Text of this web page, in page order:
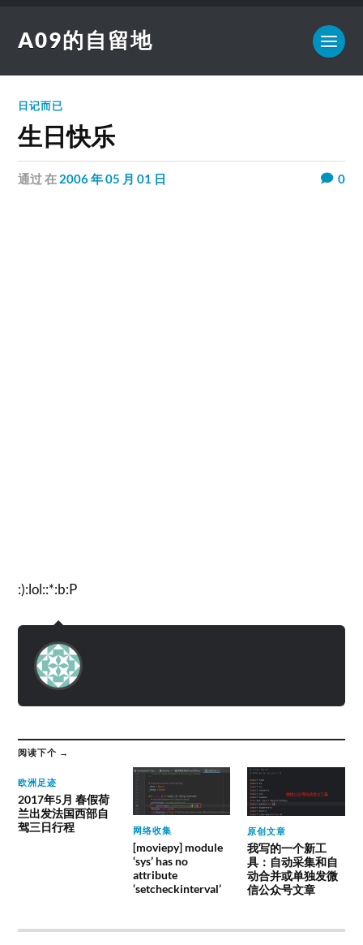
A09的自留地
日记而已
生日快乐
通过在 2006 年 05 月 01 日 0
:):lol::*:b:P
阅读下个 →
欧洲足迹
2017年5月 春假荷
兰出发法国西部自
驾三日行程
网络收集
[moviepy] module
‘sys’ has no
attribute
‘setcheckinterval’
原创文章
我写的一个新工
具：自动采集和自
动合并或单独发微
信公众号文章